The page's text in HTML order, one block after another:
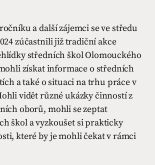
a další zájemci se ve středu
zúčastnili již tradiční akce
středních škol Olomouckého
získat informace o středních
a také o situaci na trhu práce v
vidět různé ukázky činností z
oborů, mohli se zeptat
škol a vyzkoušet si prakticky
které by je mohli čekat v rámci